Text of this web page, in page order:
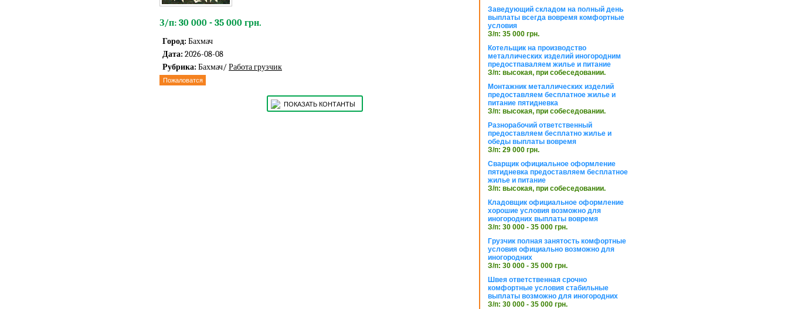
З/п: 30 000 - 35 000 грн.
Город: Бахмач
Дата: 2026-08-08
Рубрика: Бахмач/ Работа грузчик
Пожаловатся
ПОКАЗАТЬ КОНТАНТЫ
Заведующий складом на полный день
выплаты всегда вовремя комфортные
условия
З/п: 35 000 грн.
Котельщик на производство
металлических изделий иногородним
предостпаваляем жилье и питание
З/п: высокая, при собеседовании.
Монтажник металлических изделий
предоставляем бесплатное жилье и
питание пятидневка
З/п: высокая, при собеседовании.
Разнорабочий ответственный
предоставляем бесплатно жилье и
обеды выплаты вовремя
З/п: 29 000 грн.
Сварщик официальное оформление
пятидневка предоставляем бесплатное
жилье и питание
З/п: высокая, при собеседовании.
Кладовщик официальное оформление
хорошие условия возможно для
иногородних выплаты вовремя
З/п: 30 000 - 35 000 грн.
Грузчик полная занятость комфортные
условия официально возможно для
иногородних
З/п: 30 000 - 35 000 грн.
Швея ответственная срочно
комфортные условия стабильные
выплаты возможно для иногородних
З/п: 30 000 - 35 000 грн.